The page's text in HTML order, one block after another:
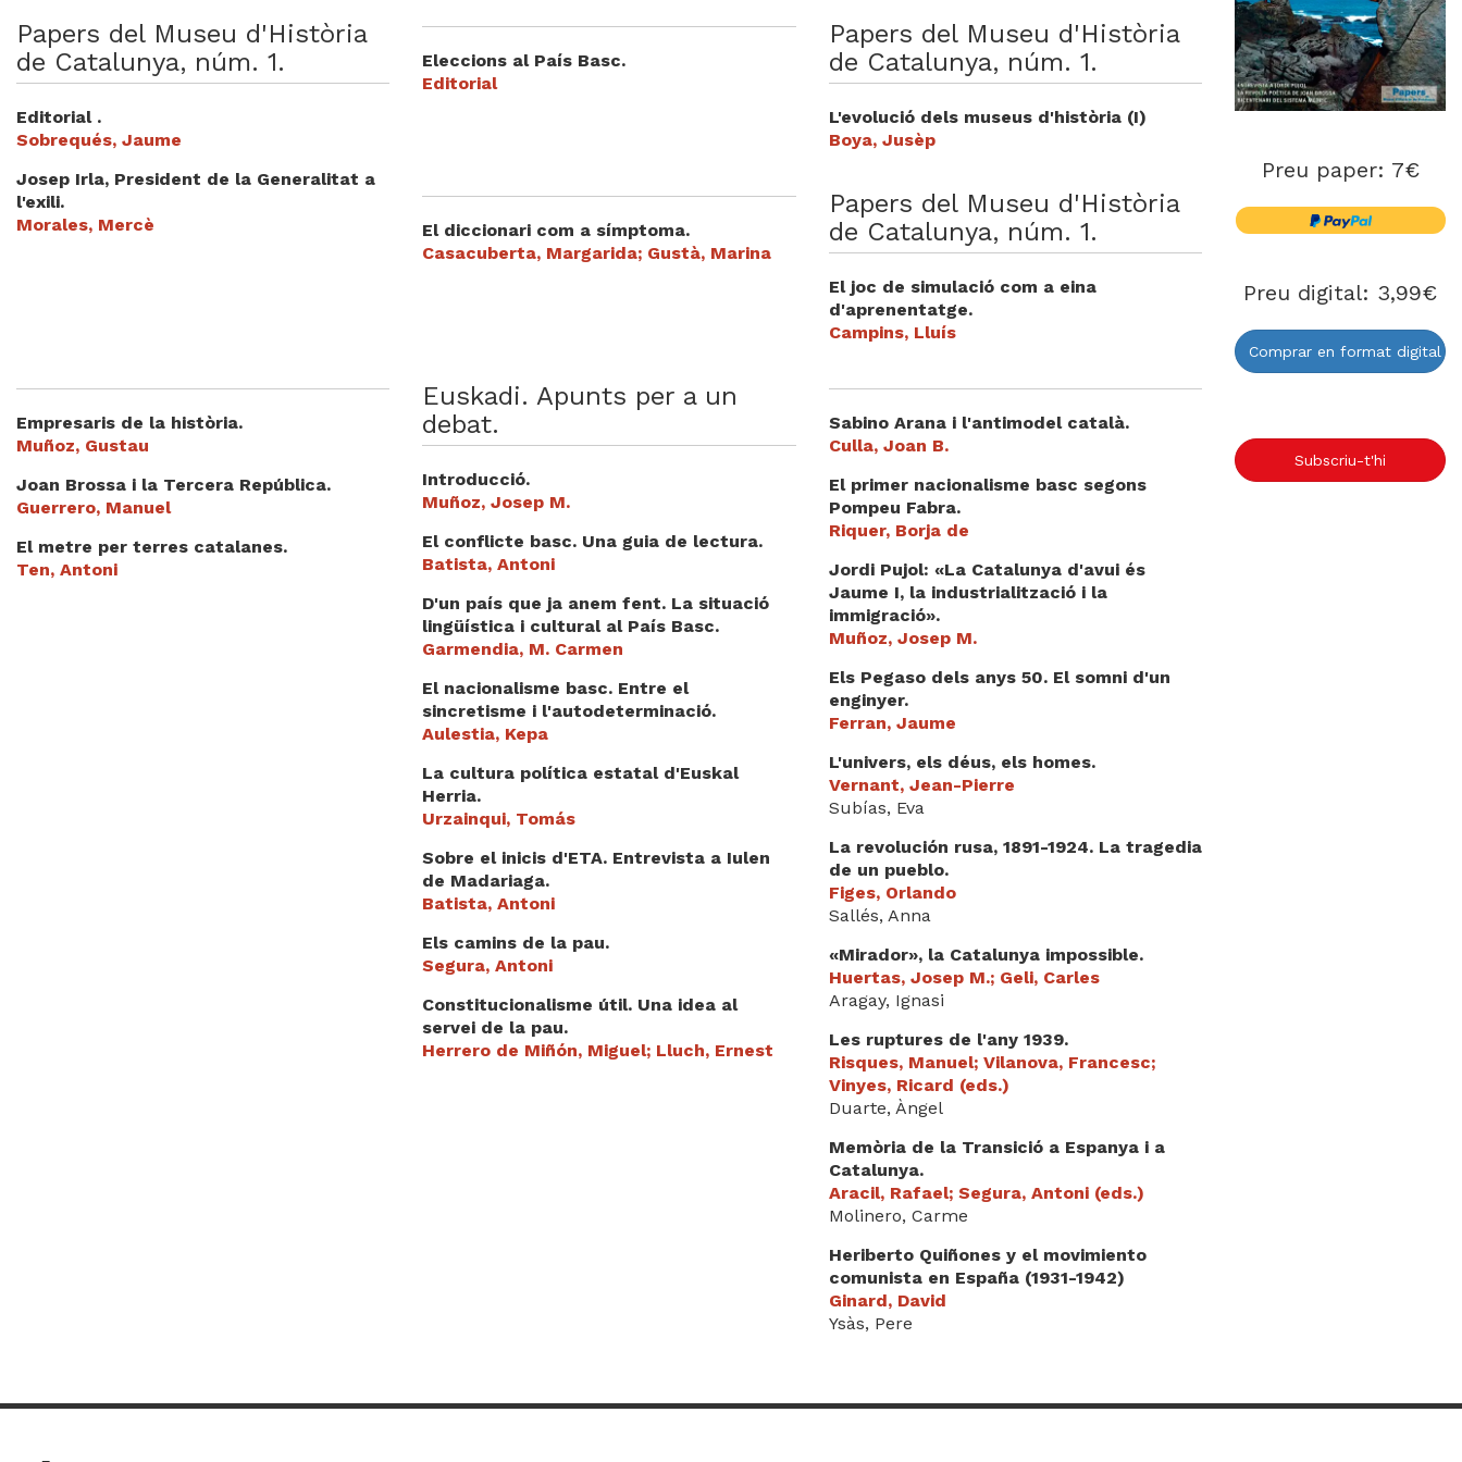
Termes legals
Papers del Museu d'Història
de Catalunya, núm. 1.
Editorial .
Sobrequés, Jaume
Josep Irla, President de la Generalitat a
l'exili.
Morales, Mercè
Eleccions al País Basc.
Editorial
Papers del Museu d'Història
de Catalunya, núm. 1.
L'evolució dels museus d'història (I)
Boya, Jusèp
El diccionari com a símptoma.
Casacuberta, Margarida; Gustà, Marina
Papers del Museu d'Història
de Catalunya, núm. 1.
El joc de simulació com a eina
d'aprenentatge.
Campins, Lluís
Empresaris de la història.
Muñoz, Gustau
Joan Brossa i la Tercera República.
Guerrero, Manuel
El metre per terres catalanes.
Ten, Antoni
Euskadi. Apunts per a un
debat.
Introducció.
Muñoz, Josep M.
El conflicte basc. Una guia de lectura.
Batista, Antoni
D'un país que ja anem fent. La situació
lingüística i cultural al País Basc.
Garmendia, M. Carmen
El nacionalisme basc. Entre el
sincretisme i l'autodeterminació.
Aulestia, Kepa
La cultura política estatal d'Euskal
Herria.
Urzainqui, Tomás
Sobre el inicis d'ETA. Entrevista a Iulen
de Madariaga.
Batista, Antoni
Els camins de la pau.
Segura, Antoni
Constitucionalisme útil. Una idea al
servei de la pau.
Herrero de Miñón, Miguel; Lluch, Ernest
Sabino Arana i l'antimodel català.
Culla, Joan B.
El primer nacionalisme basc segons
Pompeu Fabra.
Riquer, Borja de
Jordi Pujol: «La Catalunya d'avui és
Jaume I, la industrialització i la
immigració».
Muñoz, Josep M.
Els Pegaso dels anys 50. El somni d'un
enginyer.
Ferran, Jaume
L'univers, els déus, els homes.
Vernant, Jean-Pierre
Subías, Eva
La revolución rusa, 1891-1924. La tragedia
de un pueblo.
Figes, Orlando
Sallés, Anna
«Mirador», la Catalunya impossible.
Huertas, Josep M.; Geli, Carles
Aragay, Ignasi
Les ruptures de l'any 1939.
Risques, Manuel; Vilanova, Francesc;
Vinyes, Ricard (eds.)
Duarte, Àngel
Memòria de la Transició a Espanya i a
Catalunya.
Aracil, Rafael; Segura, Antoni (eds.)
Molinero, Carme
Heriberto Quiñones y el movimiento
comunista en España (1931-1942)
Ginard, David
Ysàs, Pere
Preu paper: 7€
Preu digital: 3,99€
Comprar en format digital
Subscriu-t'hi